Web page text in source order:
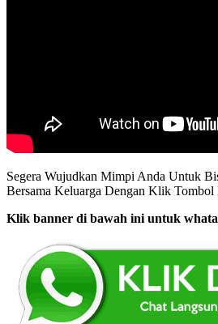
Segera Wujudkan Mimpi Anda Untuk
Bersama Keluarga Dengan Klik
Klik banner di bawah ini untuk